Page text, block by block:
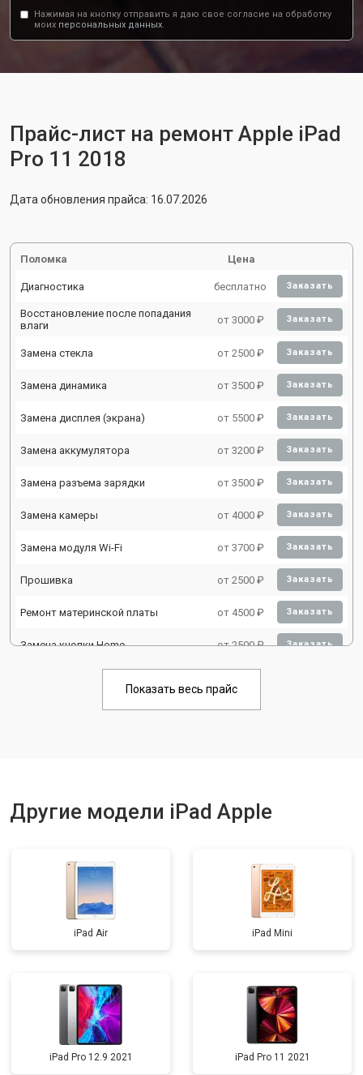
Нажимая на кнопку отправить я даю свое согласие на обработку
моих персональных данных.
Прайс-лист на ремонт Apple iPad
Pro 11 2018
Дата обновления прайса: 16.07.2026
Поломка Цена
Диагностика бесплатно Заказать
Восстановление после попадания
влаги
от 3000 ₽ Заказать
Замена стекла от 2500 ₽ Заказать
Замена динамика от 3500 ₽ Заказать
Замена дисплея (экрана) от 5500 ₽ Заказать
Замена аккумулятора от 3200 ₽ Заказать
Замена разъема зарядки от 3500 ₽ Заказать
Замена камеры от 4000 ₽ Заказать
Замена модуля Wi-Fi от 3700 ₽ Заказать
Прошивка от 2500 ₽ Заказать
Ремонт материнской платы от 4500 ₽ Заказать
Замена кнопки Home от 2500 ₽ Заказать
Показать весь прайс
Другие модели iPad Apple
iPad Air iPad Mini
iPad Pro 12.9 2021 iPad Pro 11 2021